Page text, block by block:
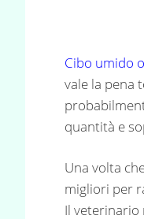
Cibo umido
vale la pena
quantità e
Una volta
migliori per
Il veterinario